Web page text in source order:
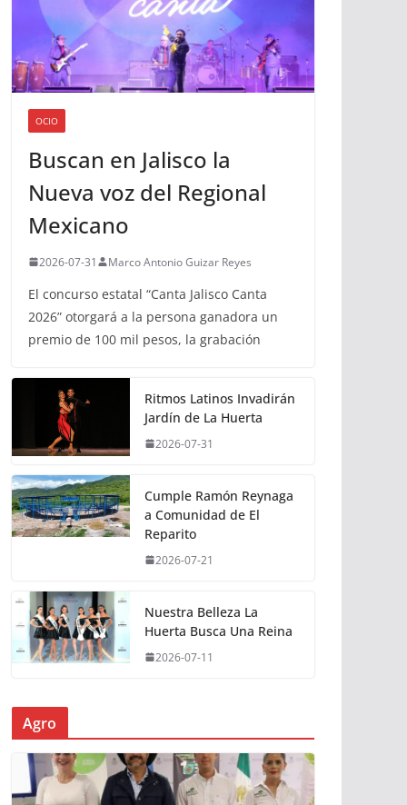
OCIO
Buscan en Jalisco la
Nueva voz del Regional
Mexicano
2026-07-31 Marco Antonio Guizar Reyes
El concurso estatal “Canta Jalisco Canta
2026” otorgará a la persona ganadora un
premio de 100 mil pesos, la grabación
Ritmos Latinos Invadirán
Jardín de La Huerta
2026-07-31
Cumple Ramón Reynaga
a Comunidad de El
Reparito
2026-07-21
Nuestra Belleza La
Huerta Busca Una Reina
2026-07-11
Agro